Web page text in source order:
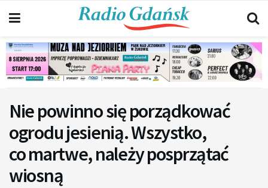
Nie powinno się porządkować
ogrodu jesienią. Wszystko,
co martwe, należy posprzątać
wiosną